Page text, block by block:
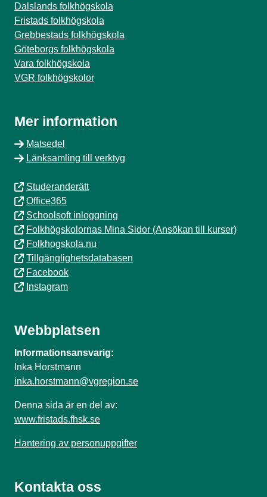
Dalslands folkhögskola
Fristads folkhögskola
Grebbestads folkhögskola
Göteborgs folkhögskola
Vara folkhögskola
VGR folkhögskolor
Mer information
Matsedel
Länksamling till verktyg
Studeranderätt
Office365
Schoolsoft inloggning
Folkhögskolornas Mina Sidor (Ansökan till kurser)
Folkhogskola.nu
Tillgänglighetsdatabasen
Facebook
Instagram
Webbplatsen
Informationsansvarig:
Inka Horstmann
inka.horstmann@vgregion.se
Denna sida är en del av:
www.fristads.fhsk.se
Hantering av personuppgifter
Kontakta oss